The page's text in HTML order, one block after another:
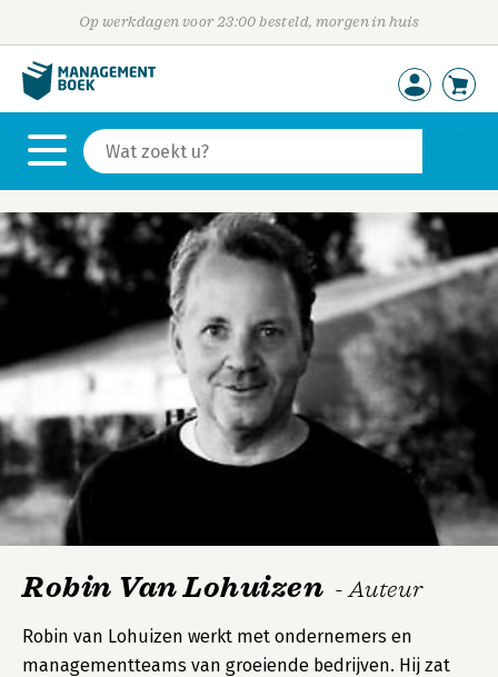
Op werkdagen voor 23:00 besteld, morgen in huis
Robin Van Lohuizen - Auteur
Robin van Lohuizen werkt met ondernemers en
managementteams van groeiende bedrijven. Hij zat